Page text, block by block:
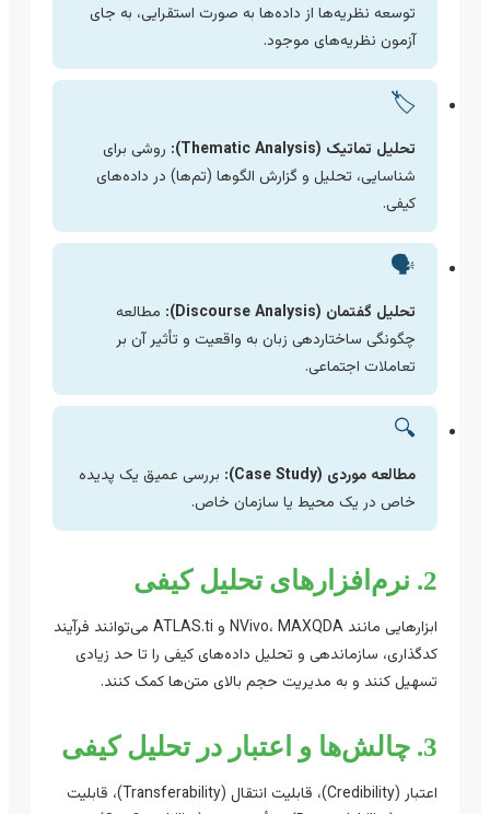
توسعه نظریه‌ها از داده‌ها به صورت استقرایی، به جای
آزمون نظریه‌های موجود.
🏷️
تحلیل تماتیک (Thematic Analysis):
روشی برای
شناسایی، تحلیل و گزارش الگوها (تم‌ها) در داده‌های
🗣️
تحلیل گفتمان (Discourse Analysis):
مطالعه
چگونگی ساختاردهی زبان به واقعیت و تأثیر آن بر
تعاملات اجتماعی.
🔍
مطالعه موردی (Case Study):
بررسی عمیق یک پدیده
خاص در یک محیط یا سازمان خاص.
ابزارهایی مانند NVivo، MAXQDA و ATLAS.ti می‌توانند فرآیند
کدگذاری، سازماندهی و تحلیل داده‌های کیفی را تا حد زیادی
تسهیل کنند و به مدیریت حجم بالای متن‌ها کمک کنند.
اعتبار (Credibility)، قابلیت انتقال (Transferability)، قابلیت